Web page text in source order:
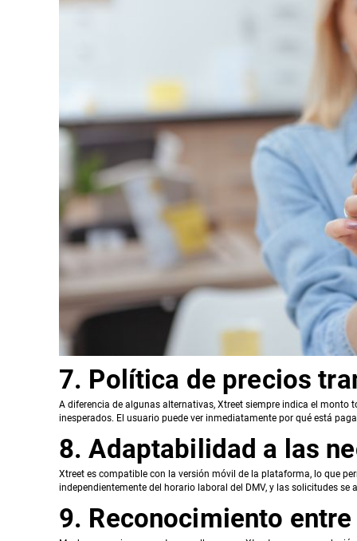
7. Política de precios
A diferencia de algunas alternativas, Xtreet siempre indica el
inesperados. El usuario puede ver inmediatamente por qué está
8. Adaptabilidad a las
Xtreet es compatible con la versión móvil de la plataforma, lo que
independientemente del horario laboral del DMV, y las solicitudes se
9. Reconocimiento